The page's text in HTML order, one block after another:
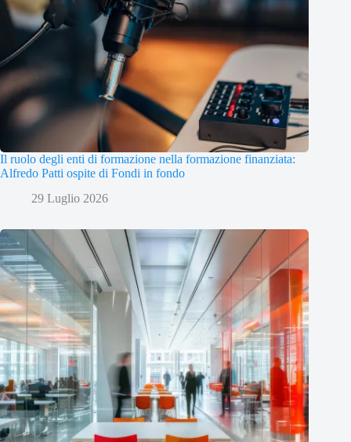
Il ruolo degli enti di formazione nella formazione finanziata:
Alfredo Patti ospite di Fondi in fondo
29 Luglio 2026